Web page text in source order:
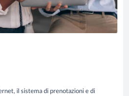
il sistema di prenotazioni e di